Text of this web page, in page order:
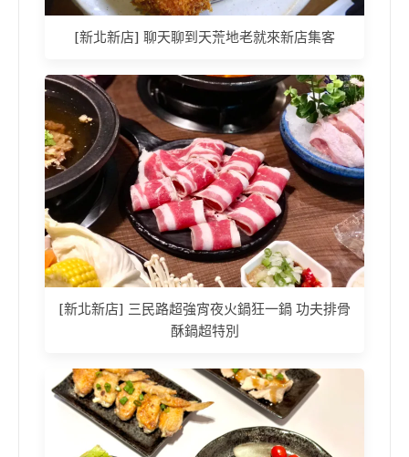
[新北新店] 聊天聊到天荒地老就來新店集客
[新北新店] 三民路超強宵夜火鍋狂一鍋 功夫排骨
酥鍋超特別